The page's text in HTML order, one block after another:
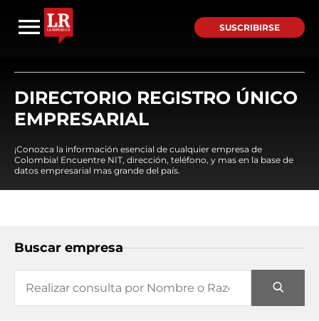
SUSCRIBIRSE
DIRECTORIO REGISTRO ÚNICO
EMPRESARIAL
¡Conozca la información esencial de cualquier empresa de
Colombia! Encuentre NIT, dirección, teléfono, y mas en la base de
datos empresarial mas grande del país.
Buscar empresa